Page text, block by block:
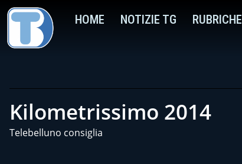
HOME NOTIZIE TG RUBRICHE
Kilometrissimo 2014
Telebelluno consiglia